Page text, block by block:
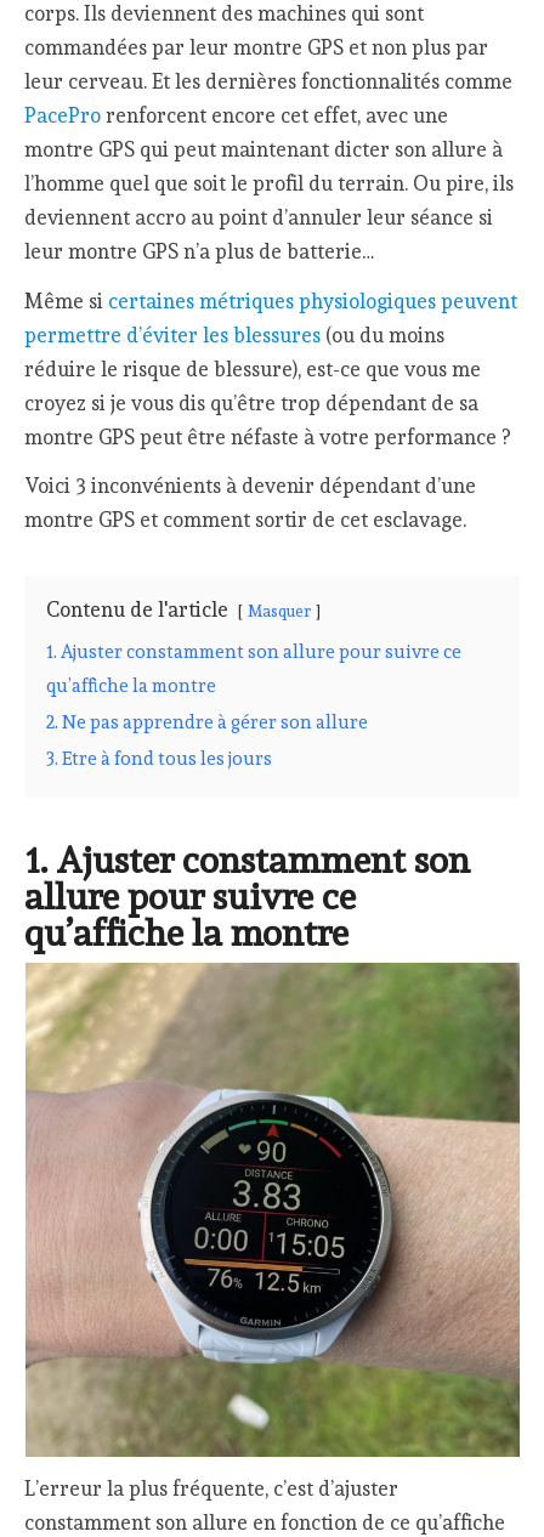
corps. Ils deviennent des machines qui sont
commandées par leur montre GPS et non plus par
leur cerveau. Et les dernières fonctionnalités comme
PaceProrenforcent encore cet effet, avec une
montre GPS qui peut maintenant dicter son allure à
l’homme quel que soit le profil du terrain. Ou pire, ils
deviennent accro au point d’annuler leur séance si
leur montre GPS n’a plus de batterie…
Même si certaines métriques physiologiques peuvent
permettre d’éviter les blessures (ou du moins
réduire le risque de blessure), est-ce que vous me
croyez si je vous dis qu’être trop dépendant de sa
montre GPS peut être néfaste à votre performance ?
Voici 3 inconvénients à devenir dépendant d’une
montre GPS et comment sortir de cet esclavage.
Contenu de l'article Masquer
1. Ajuster constamment son allure pour suivre ce
qu’affiche la montre
2. Ne pas apprendre à gérer son allure
3. Etre à fond tous les jours
1. Ajuster constamment son
allure pour suivre ce
qu’affiche la montre
L’erreur la plus fréquente, c’est d’ajuster
constamment son allure en fonction de ce qu’affiche